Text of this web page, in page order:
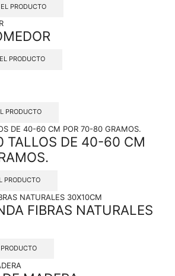
PRODUCTO
PRODUCTO
PRODUCTO
TALLOS DE 40-60 CM
PRODUCTO
FIBRAS NATURALES